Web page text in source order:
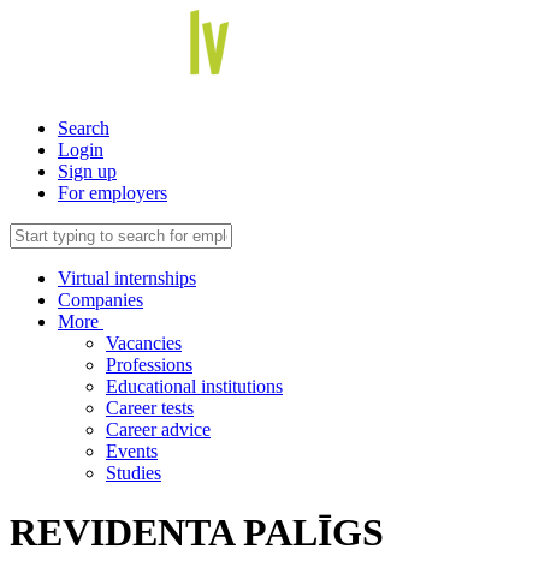
Search
Login
Sign up
For employers
Virtual internships
Companies
More
Vacancies
Professions
Educational institutions
Career tests
Career advice
Events
Studies
REVIDENTA PALĪGS